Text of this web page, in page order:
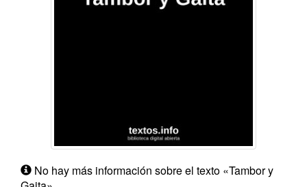
No hay más información sobre el texto «Tambor y